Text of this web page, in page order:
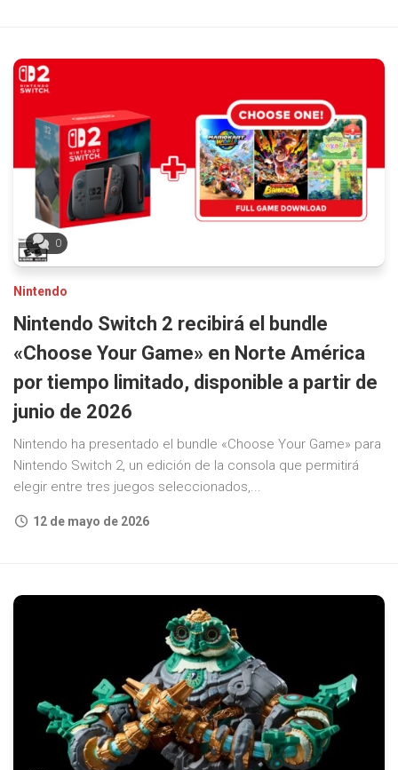
0
Nintendo
Nintendo Switch 2 recibirá el bundle
«Choose Your Game» en Norte América
por tiempo limitado, disponible a partir de
junio de 2026
Nintendo ha presentado el bundle «Choose Your Game» para
Nintendo Switch 2, un edición de la consola que permitirá
elegir entre tres juegos seleccionados,...
12 de mayo de 2026